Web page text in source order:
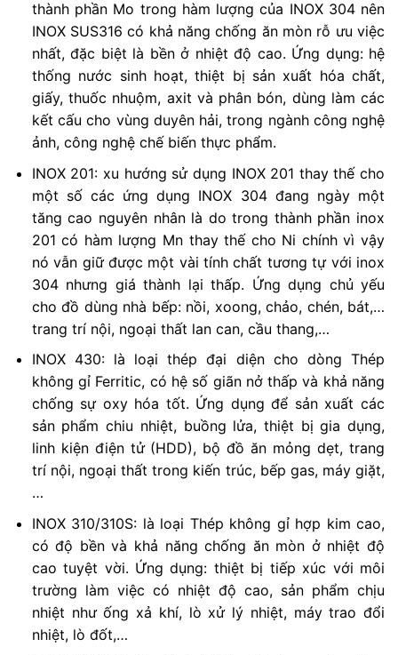
thành phần Mo trong hàm lượng của INOX 304 nên
INOX SUS316 có khả năng chống ăn mòn rỗ ưu việc
nhất, đặc biệt là bền ở nhiệt độ cao. Ứng dụng: hệ
thống nước sinh hoạt, thiệt bị sản xuất hóa chất,
giấy, thuốc nhuộm, axit và phân bón, dùng làm các
kết cấu cho vùng duyên hải, trong ngành công nghệ
ảnh, công nghệ chế biến thực phẩm.
INOX 201: xu hướng sử dụng INOX 201 thay thế cho
một số các ứng dụng INOX 304 đang ngày một
tăng cao nguyên nhân là do trong thành phần inox
201 có hàm lượng Mn thay thế cho Ni chính vì vậy
nó vẫn giữ được một vài tính chất tương tự với inox
304 nhưng giá thành lại thấp. Ứng dụng chủ yếu
cho đồ dùng nhà bếp: nồi, xoong, chảo, chén, bát,…
trang trí nội, ngoại thất lan can, cầu thang,…
INOX 430: là loại thép đại diện cho dòng Thép
không gỉ Ferritic, có hệ số giãn nở thấp và khả năng
chống sự oxy hóa tốt. Ứng dụng để sản xuất các
sản phẩm chiu nhiệt, buồng lửa, thiệt bị gia dụng,
linh kiện điện tử (HDD), bộ đồ ăn mỏng dẹt, trang
trí nội, ngoại thất trong kiến trúc, bếp gas, máy giặt,
…
INOX 310/310S: là loại Thép không gỉ hợp kim cao,
có độ bền và khả năng chống ăn mòn ở nhiệt độ
cao tuyệt vời. Ứng dụng: thiệt bị tiếp xúc với môi
trường làm việc có nhiệt độ cao, sản phẩm chịu
nhiệt như ống xả khí, lò xử lý nhiệt, máy trao đổi
nhiệt, lò đốt,…